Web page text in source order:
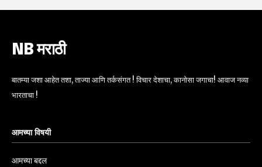
NB मराठी
बातम्या जशा आहेत तशा, ताज्या आणि तर्कसंगत ! विचार देशाचा, कानोसा जगाचा! आवाज नव्या
भारताचा !
आमच्या विषयी
आमच्या बद्दल